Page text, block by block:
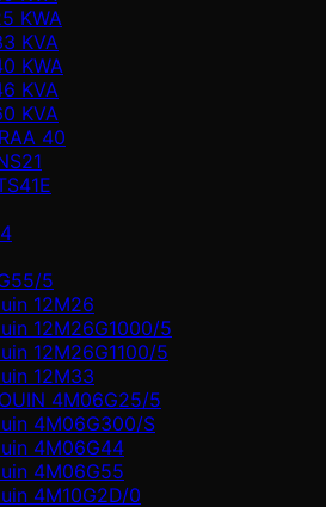
KWA
KVA
KWA
KVA
KVA
40
5
12M26
12M26G1000/5
12M26G1100/5
12M33
4M06G25/5
4M06G300/S
4M06G44
4M06G55
4M10G2D/0